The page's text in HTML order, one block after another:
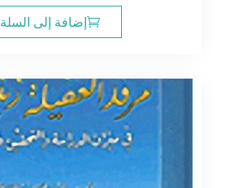
إضافة إلى السلة